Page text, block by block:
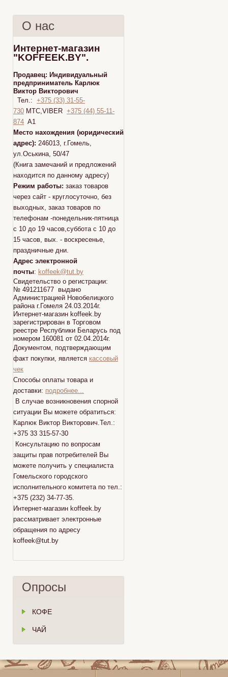
О нас
Интернет-магазин
"KOFFEEK.BY".
Продавец: Индивидуальный
предприниматель Карлюк
Виктор Викторович
Тел.: +375 (33) 31-55-
730 МТС,VIBER +375 (44) 55-11-
874 A1
Место нахождения (юридический
адрес): 246013, г.Гомель,
ул.Оськина, 50/47
(Книга замечаний и предложений
находится по данному адресу)
Режим работы: заказ товаров
через сайт - круглосуточно, без
выходных, заказ товаров по
телефонам -понедельник-пятница
с 10 до 19 часов,суббота с 10 до
15 часов, вых. - воскресенье,
праздничные дни.
Адрес электронной
почты: koffeek@tut.by
Свидетельство о регистрации:
№ 491211677 выдано
Администрацией Новобелицкого
района г.Гомеля 24.03.2014г.
Интернет-магазин koffeek.by
зарегистрирован в Торговом
реестре Республики Беларусь под
номером 160081 от 02.04.2014г.
Документом, подтверждающим
факт покупки, является кассовый
чек
Способы оплаты товара и
доставки: подробнее...
В случае возникновения спорной
ситуации Вы можете обратиться:
Карлюк Виктор Викторович.Тел.:
+375 33 315-57-30
Консультацию по вопросам
защиты прав потребителей Вы
можете получить у специалиста
Гомельского городского
исполнительного комитета по тел.:
+375 (232) 34-77-35.
Интернет-магазин koffeek.by
рассматривает электронные
обращения по адресу
koffeek@tut.by
Опросы
КОФЕ
ЧАЙ